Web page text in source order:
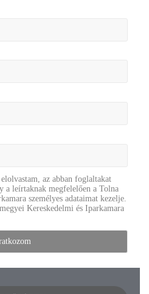
az abban foglaltakat
a leírtaknak megfelelően a Tolna
személyes adataimat kezelje.
Kereskedelmi és Iparkamara